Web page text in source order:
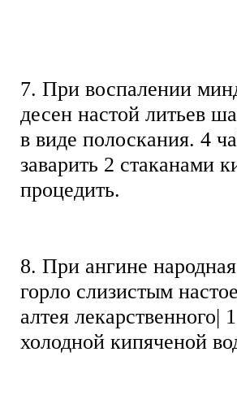
7. При воспалении
десен настой литьев
в виде полоскания. 4
заварить 2 стаканами
процедить.
8. При ангине
горло слизистым
алтея лекарственного|
холодной кипяченой